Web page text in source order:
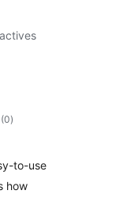
(0notes
en
)
to-use
how